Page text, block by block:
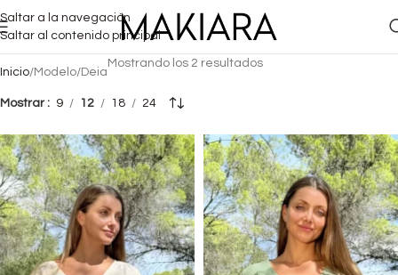
Saltar a la navegación
Saltar al contenido principal
Inicio Modelo Deia
Mostrando los 2 resultados
Mostrar 9 12 18 24